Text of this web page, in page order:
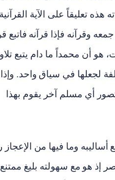
هذه تعليقاً على الآية
وقرآنه فإذا قرآنه فاتبع
هو أن محمداً ما دام يتبع
لجعلها في سياق واحد.
أي مسلم آخر يقوم بهذا
أساليبه وما فيها من الإعجاز
إذ هو مع سهولته بليغ